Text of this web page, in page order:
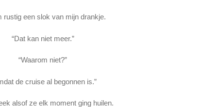
rustig een slok van mijn drankje.
“Dat kan niet meer.”
“Waarom niet?”
de cruise al begonnen is.”
alsof ze elk moment ging huilen.